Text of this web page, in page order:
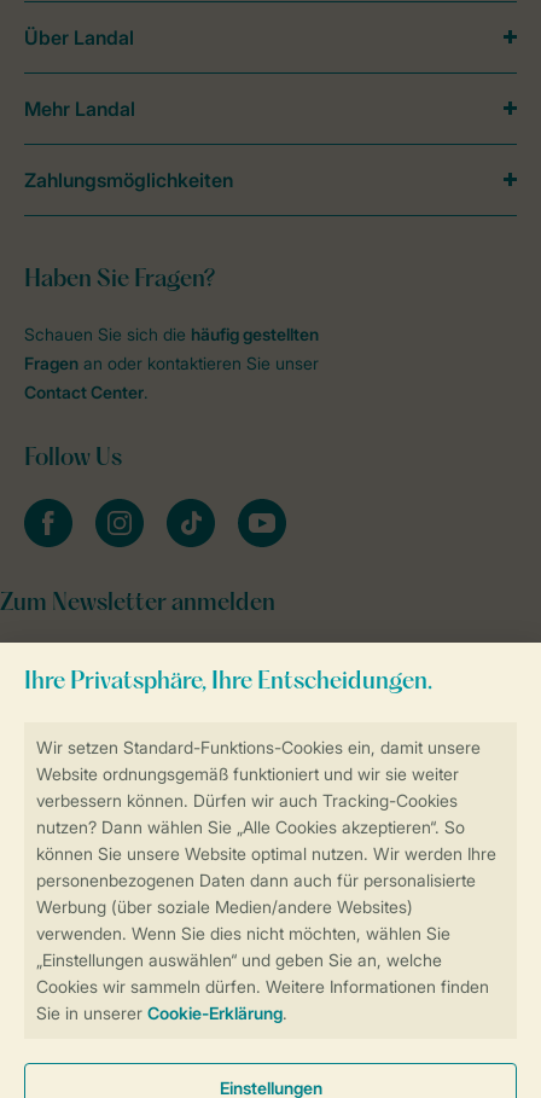
Sicherstellung Deiner Privatsphäre
Sicher und schnell zur Online-Buchung
Sichere Datenübertragung
Sicheres Bezahlen
Haben Sie Fragen?
Schauen Sie sich die häufig gestellten
Fragen an oder kontaktieren Sie unser
Contact Center.
Follow Us
facebookinstagramtiktok youtube
Zum Newsletter anmelden
Über Landal
Mehr Landal
Zahlungsmöglichkeiten